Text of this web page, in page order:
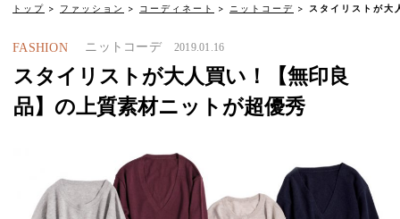
トップ ファッション コーディネート ニットコーデ スタイリストが大
FASHION ニットコーデ 2019.01.16
スタイリストが大人買い！【無印良
品】の上質素材ニットが超優秀